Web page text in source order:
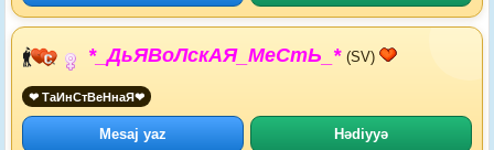
*_ДьЯВоЛскАЯ_МеСтЬ_* (SV)
❤ ТаИнСтВеНнаЯ❤
Mesaj yaz Hədiyyə